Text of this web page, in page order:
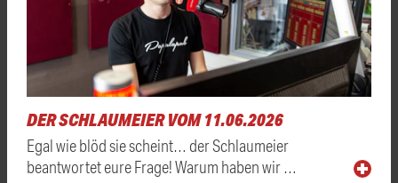
DER SCHLAUMEIER VOM 11.06.2026
Egal wie blöd sie scheint… der Schlaumeier
beantwortet eure Frage! Warum haben wir …